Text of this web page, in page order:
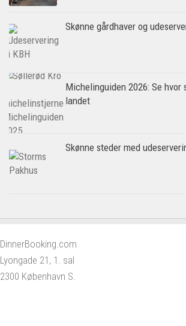
Skønne gårdhaver og
Michelinguiden 2026: Se hvor
landet
Skønne steder med
DinnerBooking.com
Lyongade 21, 1. sal
2300 København S.